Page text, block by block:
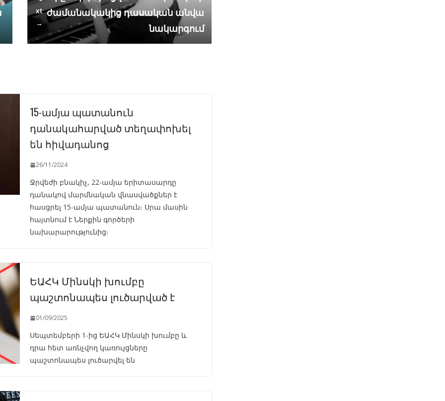
xt
→
ժամանակակից դասական անվա
նակարգում
15-ամյա պատանուն
դանակահարված տեղափոխել
են հիվադանոց
26/11/2024
Ջրվեժի բնակիչ, 22-ամյա երիտասարդը
դանակով մարմնական վնասվածքներ է
հասցրել 15-ամյա պատանուն։ Սրա մասին
հայտնում է Ներքին գործերի
նախարարությունից։
ԵԱՀԿ Մինսկի խումբը
պաշտոնապես լուծարված է
01/09/2025
Սեպտեմբերի 1-ից ԵԱՀԿ Մինսկի խումբը և
դրա հետ առնչվող կառույցները
պաշտոնապես լուծարվել են